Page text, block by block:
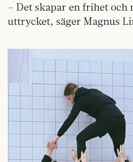
– Det skapar en frihet och
uttrycket, säger Magnus